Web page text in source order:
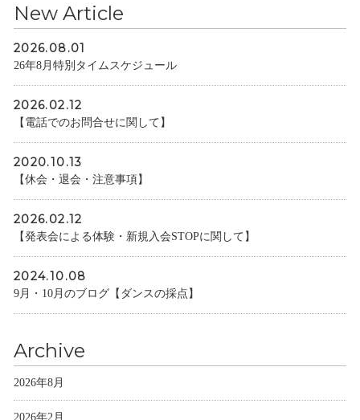
New Article
2026.08.01
26年8月特別タイムスケジュール
2026.02.12
【電話でのお問合せに関して】
2020.10.13
【休会・退会・注意事項】
2026.02.12
【発表会による体験・新規入会STOPに関して】
2024.10.08
9月・10月のブログ【ダンスの採点】
Archive
2026年8月
2026年2月